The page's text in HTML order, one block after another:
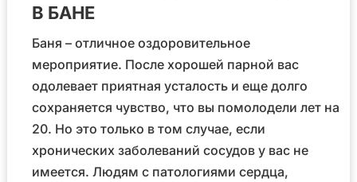
В БАНЕ
Баня – отличное оздоровительное
мероприятие. После хорошей парной вас
одолевает приятная усталость и еще долго
сохраняется чувство, что вы помолодели лет на
20. Но это только в том случае, если
хронических заболеваний сосудов у вас не
имеется. Людям с патологиями сердца,